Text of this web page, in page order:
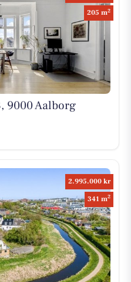
205 m2
9000 Aalborg
2.995.000 kr
341 m2